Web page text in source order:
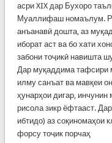
асри XIX дар Бухоро
Муаллифаш номаълум.
анъанавӣ дошта, аз
иборат аст ва бо хати
забони тоҷикӣ навишта
Дар муқаддима тафсири
илму санъат ва мавқеи
ҳунарҳои дигар,
рисола зикр ёфтааст.
ибтидо) аз соқиномаҳои
форсу тоҷик порчаҳ